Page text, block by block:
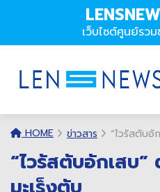
เว็บไซต์ศูนย์รว
HOME ข่าวสาร “ไวรัสตับอั
“ไวรัสตับอักเสบ”